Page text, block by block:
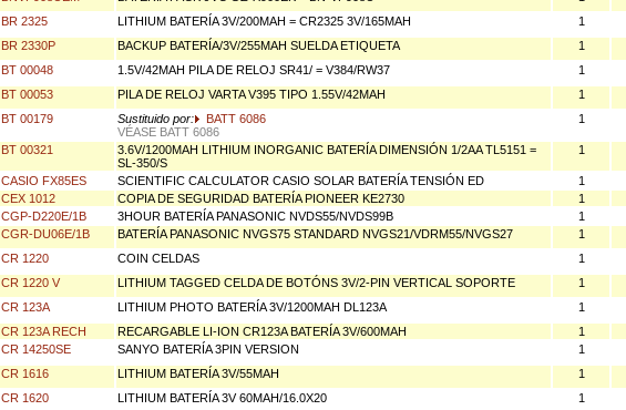
BR 2325
LITHIUM BATERÍA 3V/200MAH = CR2325 3V/165MAH 1
BR 2330P
BACKUP BATERÍA/3V/255MAH SUELDA ETIQUETA 1
BT 00048
1.5V/42MAH PILA DE RELOJ SR41/ = V384/RW37 1
BT 00053
PILA DE RELOJ VARTA V395 TIPO 1.55V/42MAH 1
BT 00179
Sustituido por:
BATT 6086
VÉASE BATT 6086
1
BT 00321
3.6V/1200MAH LITHIUM INORGANIC BATERÍA DIMENSIÓN 1/2AA TL5151 =
SL-350/S
1
CASIO FX85ES SCIENTIFIC CALCULATOR CASIO SOLAR BATERÍA TENSIÓN ED 1
CEX 1012
COPIA DE SEGURIDAD BATERÍA PIONEER KE2730 1
CGP-D220E/1B
3HOUR BATERÍA PANASONIC NVDS55/NVDS99B 1
CGR-DU06E/1B
BATERÍA PANASONIC NVGS75 STANDARD NVGS21/VDRM55/NVGS27 1
CR 1220
COIN CELDAS 1
CR 1220 V
LITHIUM TAGGED CELDA DE BOTÓNS 3V/2-PIN VERTICAL SOPORTE 1
CR 123A
LITHIUM PHOTO BATERÍA 3V/1200MAH DL123A 1
CR 123A RECH
RECARGABLE LI-ION CR123A BATERÍA 3V/600MAH 1
CR 14250SE
SANYO BATERÍA 3PIN VERSION 1
CR 1616
LITHIUM BATERÍA 3V/55MAH 1
CR 1620
LITHIUM BATERÍA 3V 60MAH/16.0X20 1